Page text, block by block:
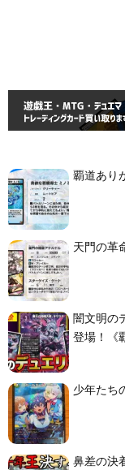
覇道あり
天門の革
闇文明の
登場！《
少年たち
鼻差の決